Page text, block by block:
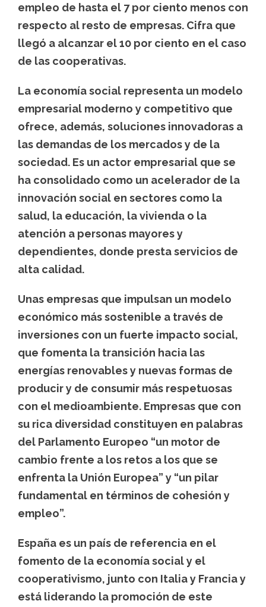
empleo de hasta el 7 por ciento menos con
respecto al resto de empresas. Cifra que
llegó a alcanzar el 10 por ciento en el caso
de las cooperativas.
La economía social representa un modelo
empresarial moderno y competitivo que
ofrece, además, soluciones innovadoras a
las demandas de los mercados y de la
sociedad. Es un actor empresarial que se
ha consolidado como un acelerador de la
innovación social en sectores como la
salud, la educación, la vivienda o la
atención a personas mayores y
dependientes, donde presta servicios de
alta calidad.
Unas empresas que impulsan un modelo
económico más sostenible a través de
inversiones con un fuerte impacto social,
que fomenta la transición hacia las
energías renovables y nuevas formas de
producir y de consumir más respetuosas
con el medioambiente. Empresas que con
su rica diversidad constituyen en palabras
del Parlamento Europeo “un motor de
cambio frente a los retos a los que se
enfrenta la Unión Europea” y “un pilar
fundamental en términos de cohesión y
empleo”.
España es un país de referencia en el
fomento de la economía social y el
cooperativismo, junto con Italia y Francia y
está liderando la promoción de este